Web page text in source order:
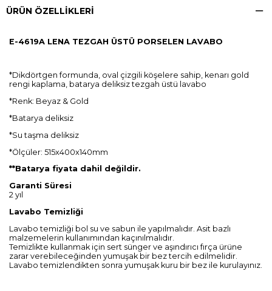
ÜRÜN ÖZELLIKLERI
E-4619A LENA TEZGAH ÜSTÜ PORSELEN LAVABO
*Dikdörtgen formunda, oval çizgili köşelere sahip, kenarı gold
rengi kaplama, batarya deliksiz tezgah üstü lavabo
*Renk: Beyaz & Gold
*Batarya deliksiz
*Su taşma deliksiz
*Ölçüler: 515x400x140mm
**Batarya fiyata dahil değildir.
Garanti Süresi
2 yıl
Lavabo Temizliği
Lavabo temizliği bol su ve sabun ile yapılmalıdır. Asit bazlı
malzemelerin kullanımından kaçınılmalıdır.
Temizlikte kullanmak için sert sünger ve aşındırıcı fırça ürüne
zarar verebileceğinden yumuşak bir bez tercih edilmelidir.
Lavabo temizlendikten sonra yumuşak kuru bir bez ile kurulayınız.